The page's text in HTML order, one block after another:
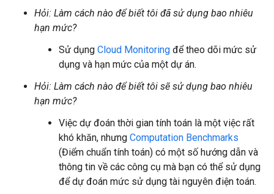
Hỏi: Làm cách nào để biết tôi đã sử dụng bao nhiêu
hạn mức?
Sử dụng Cloud Monitoring để theo dõi mức sử
dụng và hạn mức của một dự án.
Hỏi: Làm cách nào để biết tôi sẽ sử dụng bao nhiêu
hạn mức?
Việc dự đoán thời gian tính toán là một việc rất
khó khăn, nhưng Computation Benchmarks
(Điểm chuẩn tính toán) có một số hướng dẫn và
thông tin về các công cụ mà bạn có thể sử dụng
để dự đoán mức sử dụng tài nguyên điện toán.